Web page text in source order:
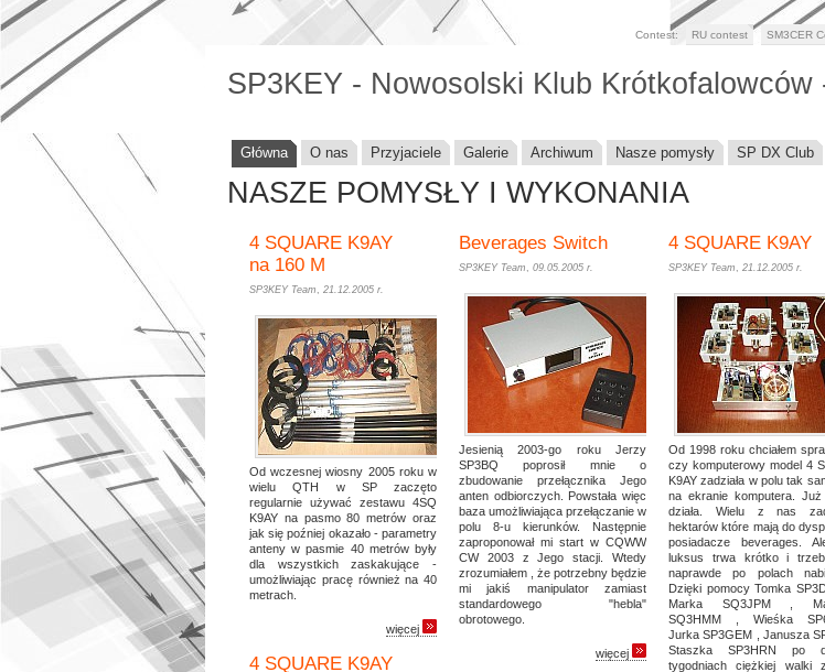
Contest: RU contest SM3CER
SP3KEY - Nowosolski Klub Krótkofalowców
Główna O nas Przyjaciele Galerie Archiwum Nasze pomysły SP DX Club
NASZE POMYSŁY I WYKONANIA
4 SQUARE K9AY
na 160 M
SP3KEY Team , 21.12.2005 r.
Od wczesnej wiosny 2005 roku w
wielu QTH w SP zaczęto
regularnie używać zestawu 4SQ
K9AY na pasmo 80 metrów oraz
jak się poźniej okazało - parametry
anteny w pasmie 40 metrów były
dla wszystkich zaskakujące -
umożliwiając pracę również na 40
metrach.
więcej
4 SQUARE K9AY
Beverages Switch
SP3KEY Team , 09.05.2005 r.
Jesienią 2003-go roku Jerzy
SP3BQ poprosił mnie o
zbudowanie przełącznika Jego
anten odbiorczych. Powstała więc
baza umożliwiająca przełączanie w
polu 8-u kierunków. Następnie
zaproponował mi start w CQWW
CW 2003 z Jego stacji. Wtedy
zrozumiałem , że potrzebny będzie
mi jakiś manipulator zamiast
standardowego "hebla"
obrotowego.
więcej
4 SQUARE K9AY
SP3KEY Team , 21.12.2005 r.
Od 1998 roku chciałem
czy komputerowy model 4
K9AY zadziała w polu tak
na ekranie komputera.
działa. Wielu z nas
hektarów które mają do
posiadacze beverages.
luksus trwa krótko i
naprawde po polach
Dzięki pomocy Tomka
Marka SQ3JPM ,
SQ3HMM , Wieśka
Jurka SP3GEM , Janusza
Staszka SP3HRN po
tygodniach ciężkiej walki